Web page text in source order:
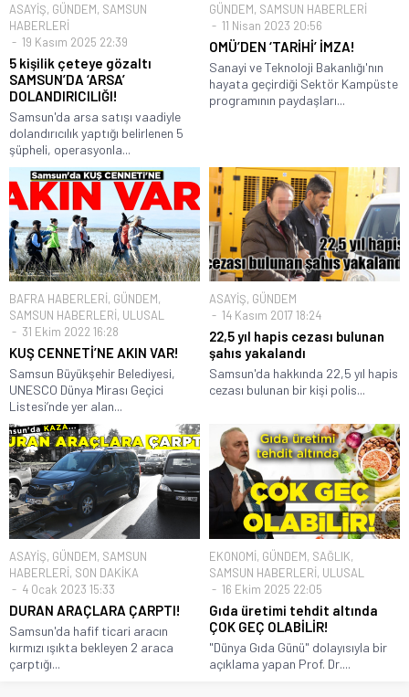
ASAYİŞ, GÜNDEM, SAMSUN
HABERLERİ
19 Kasım 2025 22:39
5 kişilik çeteye gözaltı
SAMSUN’DA ‘ARSA’
DOLANDIRICILIĞI!
Samsun'da arsa satışı vaadiyle
dolandırıcılık yaptığı belirlenen 5
şüpheli, operasyonla...
GÜNDEM, SAMSUN HABERLERİ
11 Nisan 2023 20:56
OMÜ’DEN ‘TARİHİ’ İMZA!
Sanayi ve Teknoloji Bakanlığı'nın
hayata geçirdiği Sektör Kampüste
programının paydaşları...
BAFRA HABERLERİ, GÜNDEM,
SAMSUN HABERLERİ, ULUSAL
31 Ekim 2022 16:28
KUŞ CENNETİ’NE AKIN VAR!
Samsun Büyükşehir Belediyesi,
UNESCO Dünya Mirası Geçici
Listesi’nde yer alan...
ASAYİŞ, GÜNDEM
14 Kasım 2017 18:24
22,5 yıl hapis cezası bulunan
şahıs yakalandı
Samsun'da hakkında 22,5 yıl hapis
cezası bulunan bir kişi polis...
ASAYİŞ, GÜNDEM, SAMSUN
HABERLERİ, SON DAKİKA
4 Ocak 2023 15:33
DURAN ARAÇLARA ÇARPTI!
Samsun'da hafif ticari aracın
kırmızı ışıkta bekleyen 2 araca
çarptığı...
EKONOMİ, GÜNDEM, SAĞLIK,
SAMSUN HABERLERİ, ULUSAL
16 Ekim 2025 22:05
Gıda üretimi tehdit altında
ÇOK GEÇ OLABİLİR!
"Dünya Gıda Günü" dolayısıyla bir
açıklama yapan Prof. Dr....